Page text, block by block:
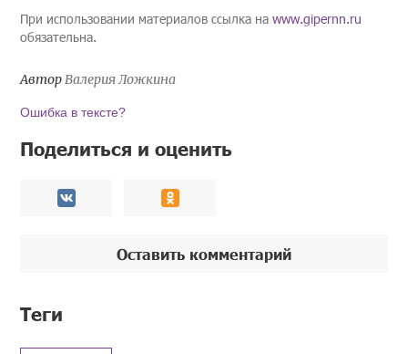
При использовании материалов ссылка наwww.gipernn.ru
обязательна.
АвторВалерия Ложкина
Ошибка в тексте?
Поделиться и оценить
Оставить комментарий
Теги